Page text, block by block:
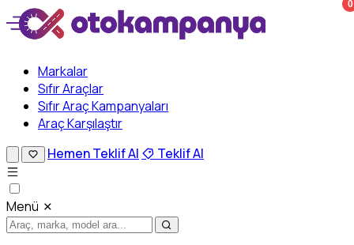
Markalar
Sıfır Araçlar
Sıfır Araç Kampanyaları
Araç Karşılaştır
0
Hemen Teklif Al Teklif Al
Menü